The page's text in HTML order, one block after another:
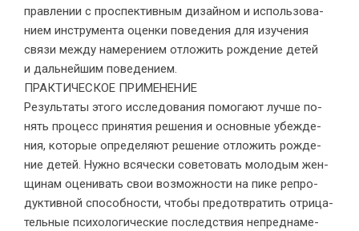
прав­ле­нии с про­спек­тив­ным ди­зай­ном и ис­поль­зо­ва­
ни­ем ин­стру­мен­та оцен­ки по­ве­де­ния для изу­че­ния
свя­зи меж­ду на­ме­ре­ни­ем от­ло­жить рож­де­ние де­тей
и даль­ней­шим по­ве­де­нием.
ПРАКТИЧЕСКОЕ ПРИМЕНЕНИЕ
Резуль­та­ты это­го ис­сле­до­ва­ния по­мо­га­ют луч­ше по­
нять про­цесс при­ня­тия ре­ше­ния и ос­нов­ные убеж­де­
ния, ко­то­рые опре­де­ля­ют ре­ше­ние от­ло­жить рож­де­
ние де­тей. Нуж­но вся­че­ски со­ве­то­вать мо­ло­дым жен­
щи­нам оце­ни­вать свои воз­мож­но­сти на пике ре­про­
дук­тив­ной спо­соб­но­сти, чтобы предот­вра­тить от­ри­ца­
тель­ные пси­хо­ло­ги­че­ские по­след­ствия непред­на­ме­